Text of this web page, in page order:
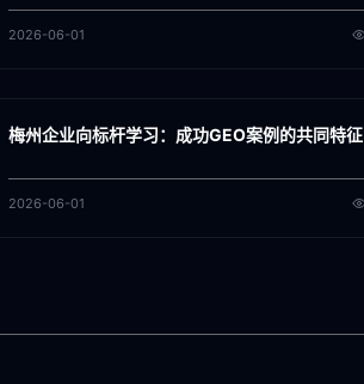
2026-06-01
GEO
梅州企业向标杆学习：成功GEO案例的共同特征
2026-06-01